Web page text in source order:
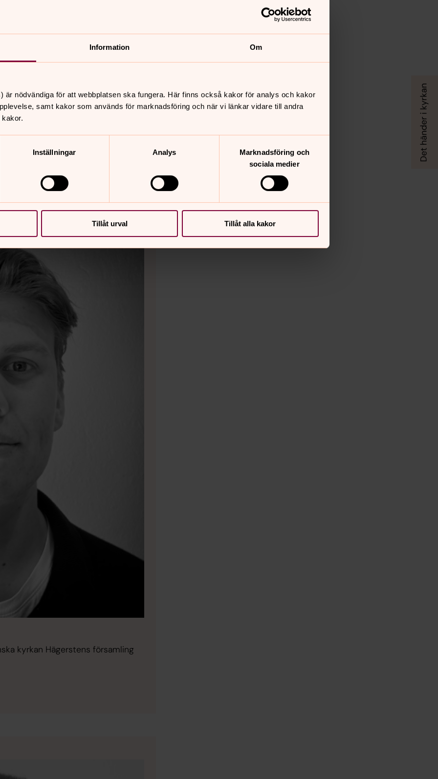
Information Om
är nödvändiga för att webbplatsen ska fungera. Här finns också kakor för analys och kakor
samt kakor som används för marknadsföring och när vi länkar vidare till andra
Inställningar Analys
Marknadsföring och
sociala medier
Tillåt urval Tillåt alla kakor
kyrkan Hägerstens församling